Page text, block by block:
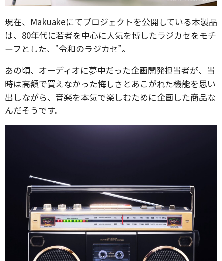
現在、Makuakeにてプロジェクトを公開している本製品
は、80年代に若者を中心に人気を博したラジカセをモチ
ーフとした、”令和のラジカセ”。
あの頃、オーディオに夢中だった企画開発担当者が、当
時は高額で買えなかった悔しさとあこがれた機能を思い
出しながら、音楽を本気で楽しむために企画した商品な
んだそうです。